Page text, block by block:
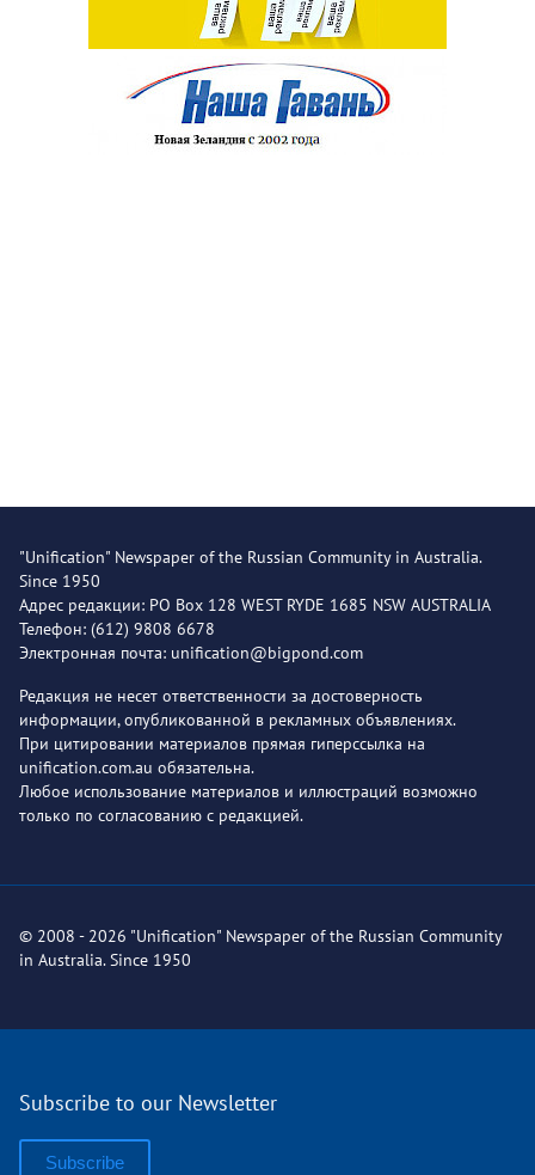
"Unification" Newspaper of the Russian Community in Australia.
Since 1950
Адрес редакции: PO Box 128 WEST RYDE 1685 NSW AUSTRALIA
Телефон: (612) 9808 6678
Электронная почта: unification@bigpond.com
Редакция не несет ответственности за достоверность
информации, опубликованной в рекламных объявлениях.
При цитировании материалов прямая гиперссылка на
unification.com.au обязательна.
Любое использование материалов и иллюстраций возможно
только по согласованию с редакцией.
© 2008 - 2026 "Unification" Newspaper of the Russian Community
in Australia. Since 1950
Subscribe to our Newsletter
Subscribe